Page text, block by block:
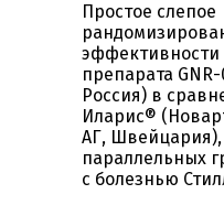
Простое слепое
эффективности
препарата
Россия) в
Иларис®
АГ,
параллельных
с болезнью